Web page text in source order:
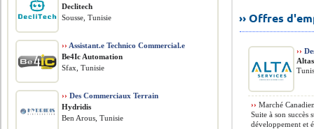
›› Offres
››
›› Marché
Suite à son succès
développement et
Declitech
Sousse, Tunisie
›› Assistant.e Technico Commercial.e
Be4Ic Automation
Sfax, Tunisie
›› Des Commerciaux Terrain
Hydridis
Ben Arous, Tunisie